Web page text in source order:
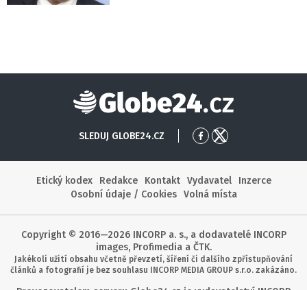
Globe24
SLEDUJ GLOBE24.CZ
PřejítPřejít
Etický kodex
Redakce Kontakt Vydavatel
Inzerce
Osobní údaje / Cookies
Volná místa
Copyright © 2016—2026 INCORP a. s., a dodavatelé INCORP
images, Profimedia a ČTK.
Jakékoli užití obsahu včetně převzetí, šíření či dalšího zpřístupňování
článků a fotografií je bez souhlasu INCORP MEDIA GROUP s.r.o. zakázáno.